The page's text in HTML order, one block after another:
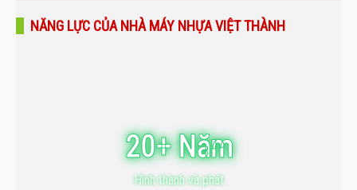
NĂNG LỰC CỦA NHÀ MÁY NHỰA VIỆT THÀNH
20+ Năm
Hình thành và phát